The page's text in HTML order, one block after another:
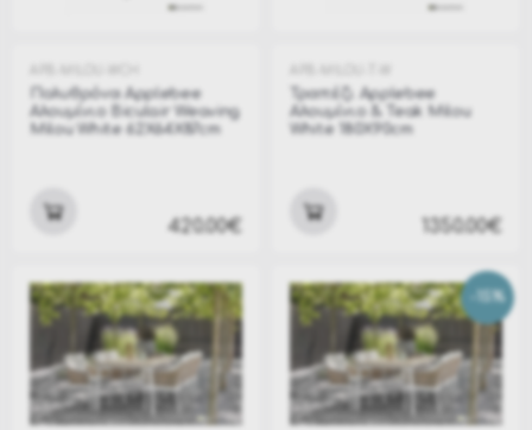
Πολυθρόνα Applebee
Αλουμίνιο Biculair Weaving
Milou White 62X64X87cm
420.00€
Τραπέζι Applebee
Αλουμίνιο & Teak Milou
White 180X90cm
1350.00€
-15%